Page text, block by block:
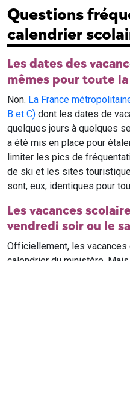
Questions
calendrier
Les dates des
mêmes pour toute la
Non. La France
B et C) dont les dates de
quelques jours à quelques
a été mis en place pour
limiter les pics de
de ski et les sites
sont, eux, identiques pour
Les vacances
vendredi soir ou le
Officiellement, les
calendrier du ministère.